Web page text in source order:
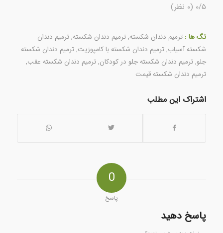
۰/۵ (۰ نظر)
تگ ها : ترميم دندان شکسته,ترمیم دندان شکسته,ترمیم دندان
شکسته آسیاب,ترمیم دندان شکسته با کامپوزیت,ترمیم دندان شکسته
جلو,ترمیم دندان شکسته جلو در کودکان,ترمیم دندان شکسته عقب,
ترمیم دندان شکسته قیمت
اشتراک این مطلب
0
پاسخ
پاسخ دهید